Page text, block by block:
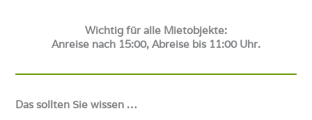
Wichtig für alle Mietobjekte:
Anreise nach 15:00, Abreise bis 11:00 Uhr.
Das sollten Sie wissen …